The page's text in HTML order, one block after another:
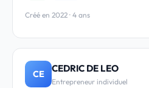
Créé en 2022 · 4 ans
CE CEDRIC DE LEO
Entrepreneur individuel